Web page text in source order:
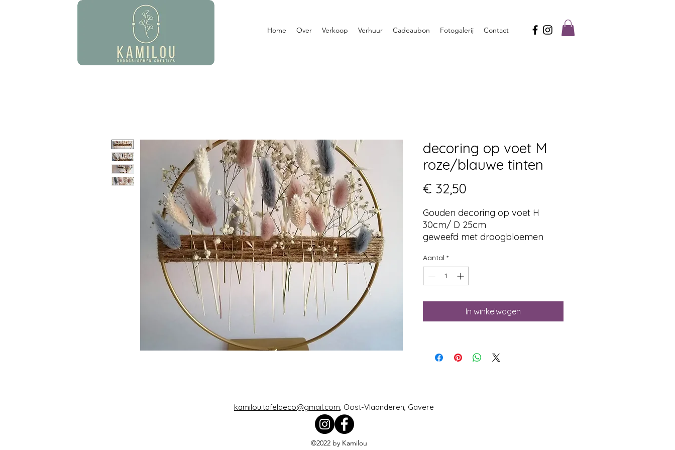
Home Over Verkoop Verhuur Cadeaubon Fotogalerij Contact
decoring op voet M
roze/blauwe tinten
€ 32,50
Gouden decoring op voet H
30cm/ D 25cm
geweefd met droogbloemen
Aantal *
In winkelwagen
kamilou.tafeldeco@gmail.com, Oost-Vlaanderen, Gavere
©2022 by Kamilou